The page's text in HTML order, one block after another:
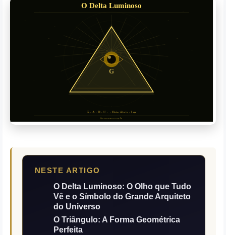
NESTE ARTIGO
O Delta Luminoso: O Olho que Tudo
Vê e o Símbolo do Grande Arquiteto
do Universo
O Triângulo: A Forma Geométrica
Perfeita